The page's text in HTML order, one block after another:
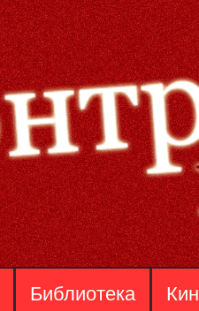
Библиотека